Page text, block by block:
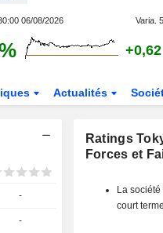
06/08/2026 Varia.
Actualités
-
-
Ratings
Forces et
La
court